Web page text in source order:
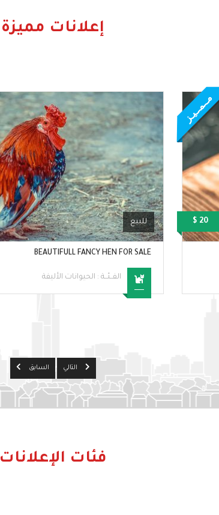
إعلانات مميزة
مــمــيـز
20 $ للبيع
BEAUTIFULL FANCY HEN FOR SALE
الفــئــة : الحيوانات الأليفة
التالي السابق
فئات الإعلانات